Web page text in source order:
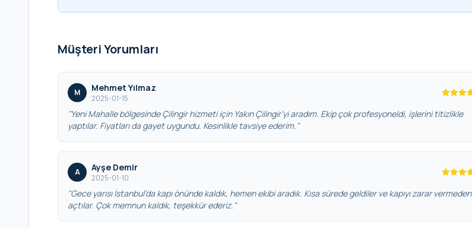
Müşteri Yorumları
M Mehmet Yılmaz
2025-01-15
"Yeni Mahalle bölgesinde Çilingir hizmeti için Yakın Çilingir’yi aradım. Ekip çok profesyoneldi, işlerini titizlikle
yaptılar. Fiyatları da gayet uygundu. Kesinlikle tavsiye ederim."
A Ayşe Demir
2025-01-10
"Gece yarısı İstanbul’da kapı önünde kaldık, hemen ekibi aradık. Kısa sürede geldiler ve kapıyı zarar vermeden
açtılar. Çok memnun kaldık, teşekkür ederiz."